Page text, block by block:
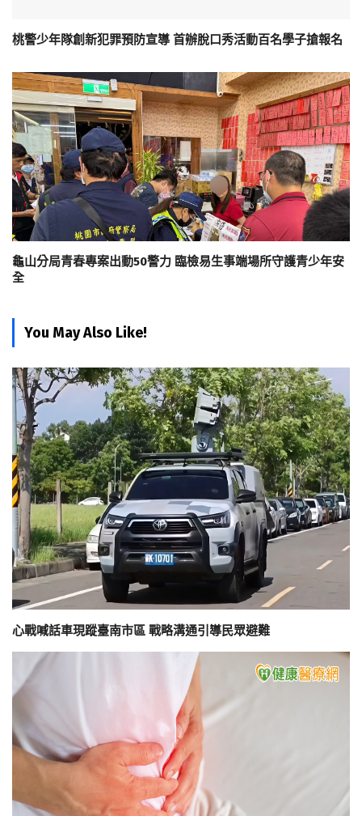
桃警少年隊創新犯罪預防宣導 首辦脫口秀活動百名學子搶報名
龜山分局青春專案出動50警力 臨檢易生事端場所守護青少年安
全
You May Also Like!
心戰喊話車現蹤臺南市區 戰略溝通引導民眾避難